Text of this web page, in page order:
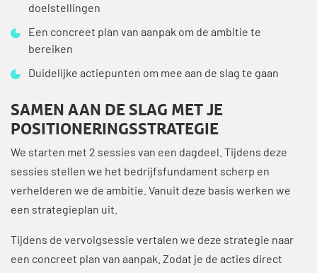
doelstellingen
Een concreet plan van aanpak om de ambitie te
bereiken
Duidelijke actiepunten om mee aan de slag te gaan
SAMEN AAN DE SLAG MET JE
POSITIONERINGSSTRATEGIE
We starten met 2 sessies van een dagdeel. Tijdens deze
sessies stellen we het bedrijfsfundament scherp en
verhelderen we de ambitie. Vanuit deze basis werken we
een strategieplan uit.
Tijdens de vervolgsessie vertalen we deze strategie naar
een concreet plan van aanpak. Zodat je de acties direct